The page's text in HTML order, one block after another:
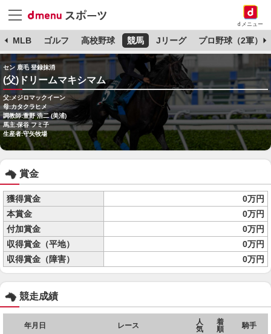
dメニュー
MLB ゴルフ 高校野球 競馬 Jリーグ プロ野球（2軍）
セン 鹿毛 登録抹消
(父)ドリームマキシマム
父:メジロマックイーン
母:カタクラヒメ
調教師:萱野 浩二 (美浦)
馬主:保谷 フミ子
生産者:守矢牧場
賞金
獲得賞金
0万円
本賞金
0万円
付加賞金
0万円
収得賞金（平地）
0万円
収得賞金（障害）
0万円
競走成績
年月日 レース
人
気
着
順
騎手